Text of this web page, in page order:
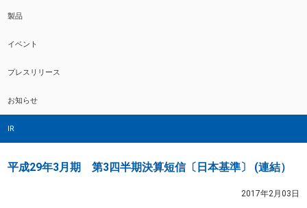
製品
イベント
プレスリリース
お知らせ
IR
平成29年3月期 第3四半期決算短信〔日本基準〕 (連結）
2017年2月03日